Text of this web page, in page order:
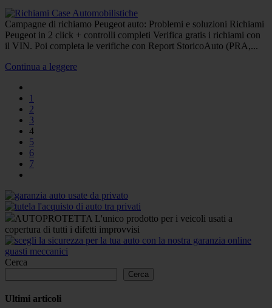
Campagne di richiamo Peugeot auto: Problemi e soluzioni Richiami
Peugeot in 2 click + controlli completi Verifica gratis i richiami con
il VIN. Poi completa le verifiche con Report StoricoAuto (PRA,...
Continua a leggere
1
2
3
4
5
6
7
AUTOPROTETTA L'unico prodotto per i veicoli usati a
copertura di tutti i difetti improvvisi
Cerca
Cerca
Ultimi articoli